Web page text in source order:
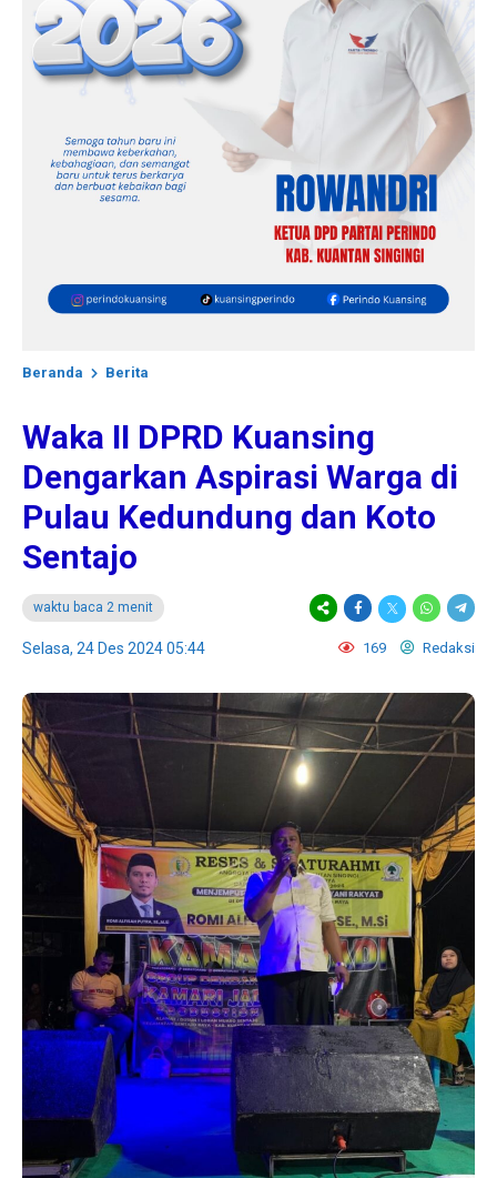
Beranda Berita
Waka II DPRD Kuansing
Dengarkan Aspirasi Warga di
Pulau Kedundung dan Koto
Sentajo
waktu baca 2 menit
Selasa, 24 Des 2024 05:44 169 Redaksi